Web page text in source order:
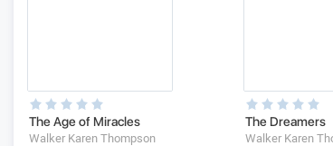
The Age of Miracles
Walker Karen Thompson
The Dreamers
Walker Karen